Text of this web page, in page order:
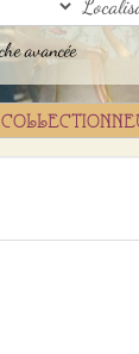
avancée